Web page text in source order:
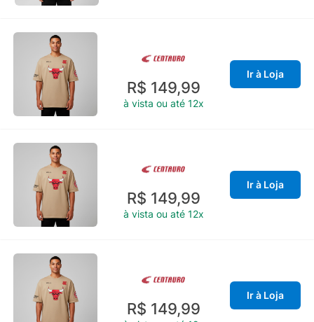
R$ 149,99
à vista ou até 12x
Ir à Loja
R$ 149,99
à vista ou até 12x
Ir à Loja
R$ 149,99
Ir à Loja